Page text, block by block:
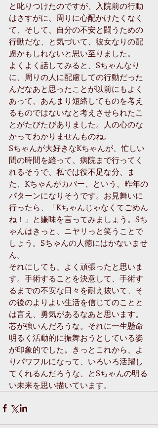
と叱りつけたのですが、入院前の行動
はさすがに、周りに心配かけたくなく
て、そして、自分の不安と闘うための
行動だな、と気づいて、彼女なりの配
慮かもしれないと思い至りました。
よくよく話してみると、Sちゃんなり
に、周りの人に配慮しての行動だった
んだなあと思ったことが以前にもよく
あって、あんまり短絡してものを考え
るものではないなと考えさせられたこ
とがたびたびありました。人の心のな
かってわかりませんものね。
Sちゃんが大好きなKちゃんが、忙しい
間の時間を縫って、病院まで行ってく
れるそうで、私では役不足な分、ま
た、Kちゃんがカバー、という、昨年の
パターンになりそうです。お見舞いに
行ったら、「Kちゃんじゃなくてごめん
ね！」と嫌味を言ってみましょう。Sち
ゃんはきっと、ニヤリっと笑うことで
しょう。Sちゃんの人徳にはかないませ
ん。
それにしても、よく頑張ったと思いま
す。手術することを決意して、手術す
るまでの不安な日々を耐え抜いて、そ
の後のよりよい生活を信じてのことと
は言え、勇気があるなあと思います。
芯が強いんだろうな。それに一生懸命
明るく活動的に振舞おうとしている姿
が印象的でした。きっとこれから、よ
りパワフルになって、いろいろ活躍し
てくれるんだろうな、とSちゃんの明る
い未来を思い描いています。